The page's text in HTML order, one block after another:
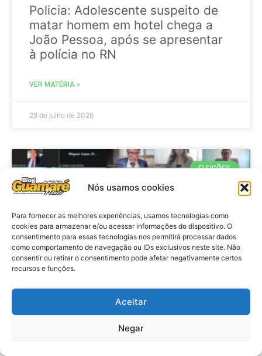
Nós usamos cookies
Para fornecer as melhores experiências, usamos tecnologias como
cookies para armazenar e/ou acessar informações do dispositivo. O
consentimento para essas tecnologias nos permitirá processar dados
como comportamento de navegação ou IDs exclusivos neste site. Não
consentir ou retirar o consentimento pode afetar negativamente certos
recursos e funções.
Aceitar
Negar
Policia: Adolescente suspeito de
matar homem em hotel chega a
João Pessoa, após se apresentar
à polícia no RN
VER MATÉRIA »
28 de julho de 2026
ELEIÇÕES
Eleições 2026: procuradores e
promotores eleitorais realizam
reunião de alinhamento no RN